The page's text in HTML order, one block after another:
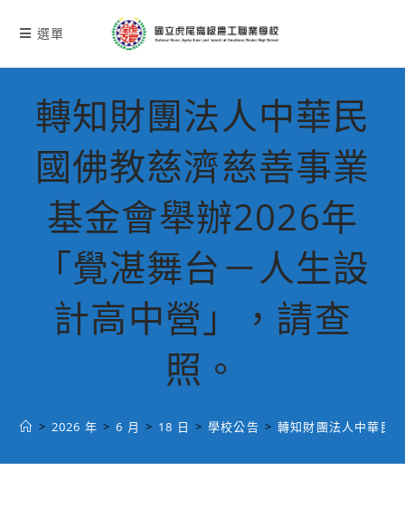
選單
轉知財團法人中華民
國佛教慈濟慈善事業
基金會舉辦2026年
「覺湛舞台－人生設
計高中營」，請查
照。
> 2026 年 > 6 月 > 18 日 > 學校公告 > 轉知財團法人中華民